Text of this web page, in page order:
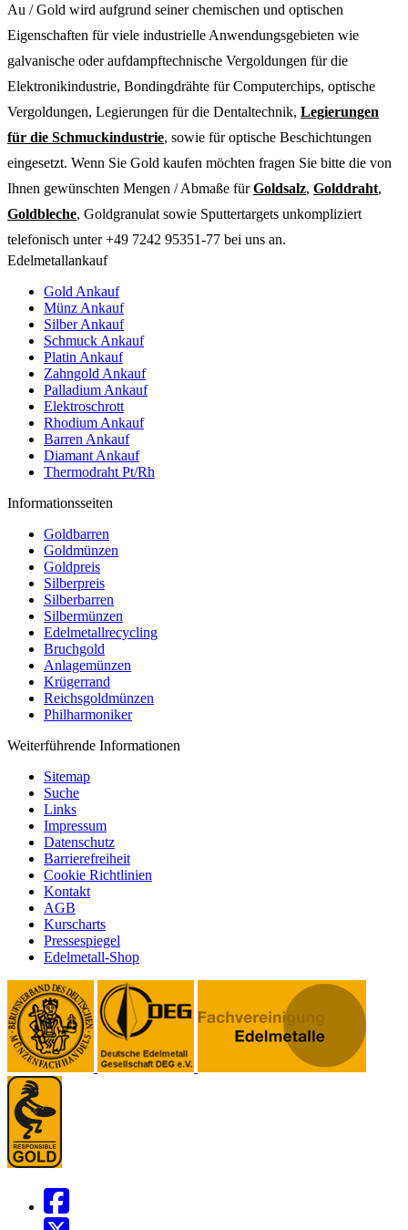
Au / Gold wird aufgrund seiner chemischen und optischen
Eigenschaften für viele industrielle Anwendungsgebieten wie
galvanische oder aufdampftechnische Vergoldungen für die
Elektronikindustrie, Bondingdrähte für Computerchips, optische
Vergoldungen, Legierungen für die Dentaltechnik, Legierungen
für die Schmuckindustrie, sowie für optische Beschichtungen
eingesetzt. Wenn Sie Gold kaufen möchten fragen Sie bitte die von
Ihnen gewünschten Mengen / Abmaße fürGoldsalz, Golddraht,
Goldbleche, Goldgranulat sowie Sputtertargets unkompliziert
telefonisch unter +49 7242 95351-77 bei uns an.
Edelmetallankauf
Gold Ankauf
Münz Ankauf
Silber Ankauf
Schmuck Ankauf
Platin Ankauf
Zahngold Ankauf
Palladium Ankauf
Elektroschrott
Rhodium Ankauf
Barren Ankauf
Diamant Ankauf
Thermodraht Pt/Rh
Informationsseiten
Goldbarren
Goldmünzen
Goldpreis
Silberpreis
Silberbarren
Silbermünzen
Edelmetallrecycling
Bruchgold
Anlagemünzen
Krügerrand
Reichsgoldmünzen
Philharmoniker
Weiterführende Informationen
Sitemap
Suche
Links
Impressum
Datenschutz
Barrierefreiheit
Cookie Richtlinien
Kontakt
AGB
Kurscharts
Pressespiegel
Edelmetall-Shop